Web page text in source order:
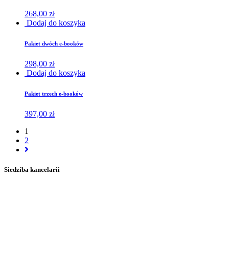
268,00 zł
Dodaj do koszyka
Pakiet dwóch e-booków
298,00 zł
Dodaj do koszyka
Pakiet trzech e-booków
397,00 zł
1
2
Siedziba kancelarii